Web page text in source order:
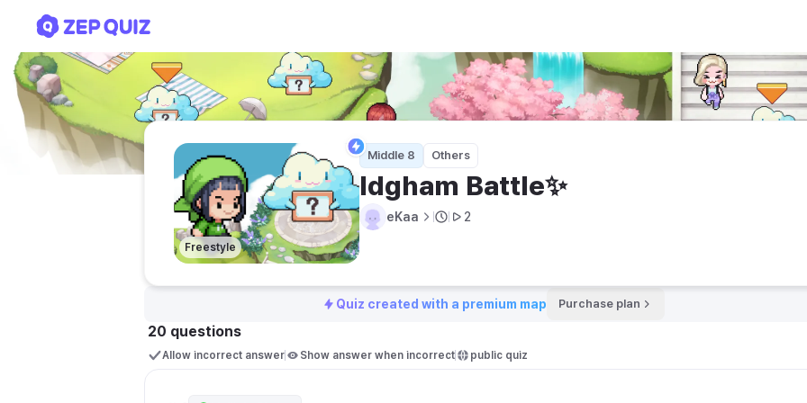
Freestyle
Middle 8 Others
Idgham Battle✨
eKaa 2
Quiz created with a premium map Purchase plan
20 questions
Allow incorrect answer Show answer when incorrect public quiz